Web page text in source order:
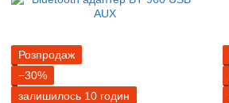
Розпродаж
−30%
залишилось 10 годин